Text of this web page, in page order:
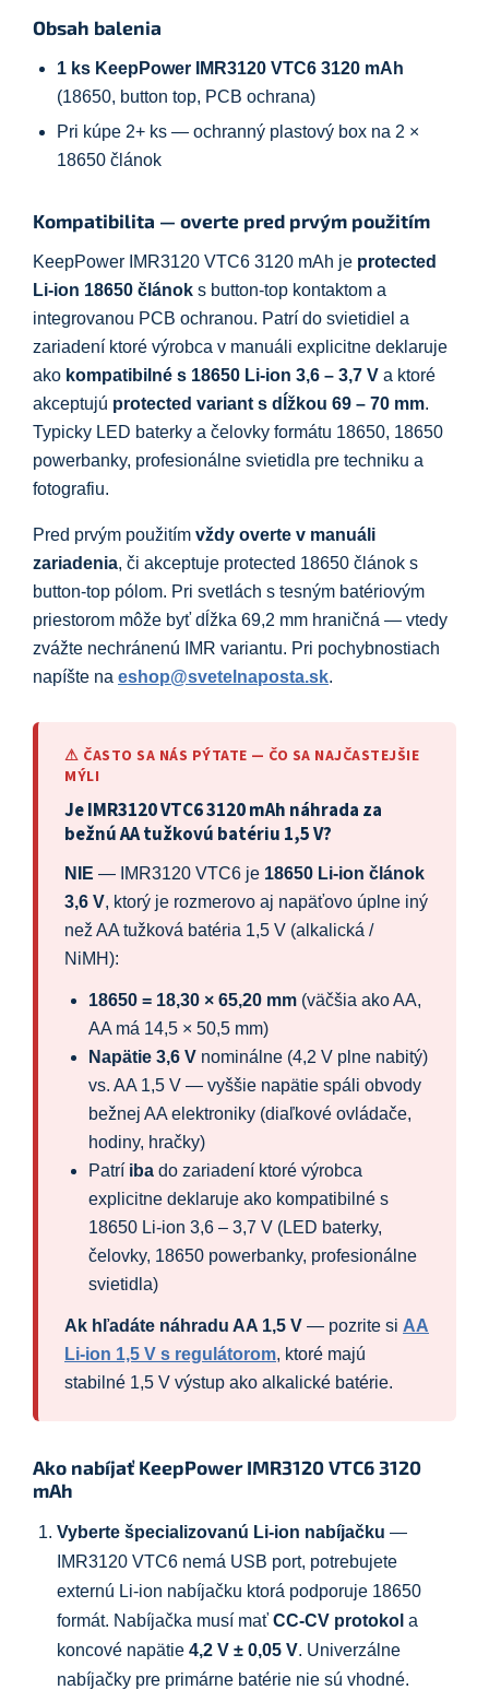
Obsah balenia
1 ks KeepPower IMR3120 VTC6 3120 mAh
(18650, button top, PCB ochrana)
Pri kúpe 2+ ks — ochranný plastový box na 2 ×
18650 článok
Kompatibilita — overte pred prvým použitím
KeepPower IMR3120 VTC6 3120 mAh je protected
Li-ion 18650 článok s button-top kontaktom a
integrovanou PCB ochranou. Patrí do svietidiel a
zariadení ktoré výrobca v manuáli explicitne deklaruje
ako kompatibilné s 18650 Li-ion 3,6 – 3,7 V a ktoré
akceptujú protected variant s dĺžkou 69 – 70 mm.
Typicky LED baterky a čelovky formátu 18650, 18650
powerbanky, profesionálne svietidla pre techniku a
fotografiu.
Pred prvým použitím vždy overte v manuáli
zariadenia, či akceptuje protected 18650 článok s
button-top pólom. Pri svetlách s tesným batériovým
priestorom môže byť dĺžka 69,2 mm hraničná — vtedy
zvážte nechránenú IMR variantu. Pri pochybnostiach
napíšte na eshop@svetelnaposta.sk.
⚠ ČASTO SA NÁS PÝTATE — ČO SA NAJČASTEJŠIE
MÝLI
Je IMR3120 VTC6 3120 mAh náhrada za
bežnú AA tužkovú batériu 1,5 V?
NIE — IMR3120 VTC6 je 18650 Li-ion článok
3,6 V, ktorý je rozmerovo aj napäťovo úplne iný
než AA tužková batéria 1,5 V (alkalická /
NiMH):
18650 = 18,30 × 65,20 mm (väčšia ako AA,
AA má 14,5 × 50,5 mm)
Napätie 3,6 V nominálne (4,2 V plne nabitý)
vs. AA 1,5 V — vyššie napätie spáli obvody
bežnej AA elektroniky (diaľkové ovládače,
hodiny, hračky)
Patrí iba do zariadení ktoré výrobca
explicitne deklaruje ako kompatibilné s
18650 Li-ion 3,6 – 3,7 V (LED baterky,
čelovky, 18650 powerbanky, profesionálne
svietidla)
Ak hľadáte náhradu AA 1,5 V — pozrite si AA
Li-ion 1,5 V s regulátorom, ktoré majú
stabilné 1,5 V výstup ako alkalické batérie.
Ako nabíjať KeepPower IMR3120 VTC6 3120
mAh
Vyberte špecializovanú Li-ion nabíjačku —
IMR3120 VTC6 nemá USB port, potrebujete
externú Li-ion nabíjačku ktorá podporuje 18650
formát. Nabíjačka musí mať CC-CV protokol a
koncové napätie 4,2 V ± 0,05 V. Univerzálne
nabíjačky pre primárne batérie nie sú vhodné.